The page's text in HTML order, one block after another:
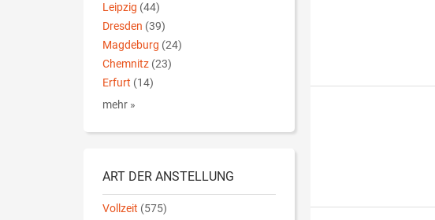
Leipzig (44)
Dresden (39)
Magdeburg (24)
Chemnitz (23)
Erfurt (14)
mehr »
ART DER ANSTELLUNG
Vollzeit (575)